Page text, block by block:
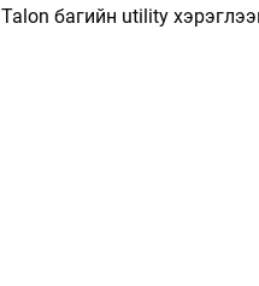
Talon багийн utility